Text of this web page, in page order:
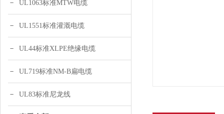
UL1063标准MTW电缆
UL1551标准灌溉电缆
UL44标准XLPE绝缘电缆
UL719标准NM-B扁电缆
UL83标准尼龙线